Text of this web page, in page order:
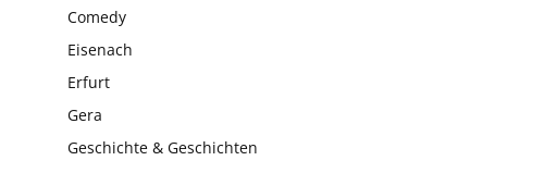
Comedy
Eisenach
Erfurt
Gera
Geschichte & Geschichten